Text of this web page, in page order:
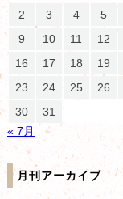
2
3 4 5
9
10 11 12
16
17 18 19
23
24 25 26
30
31
« 7月
月刊アーカイブ